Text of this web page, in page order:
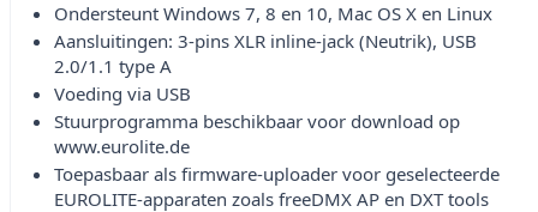
Ondersteunt Windows 7, 8 en 10, Mac OS X en Linux
Aansluitingen: 3-pins XLR inline-jack (Neutrik), USB
2.0/1.1 type A
Voeding via USB
Stuurprogramma beschikbaar voor download op
www.eurolite.de
Toepasbaar als firmware-uploader voor geselecteerde
EUROLITE-apparaten zoals freeDMX AP en DXT tools